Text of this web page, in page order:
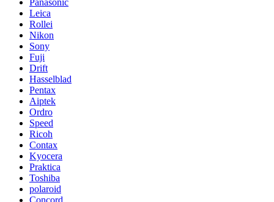
Panasonic
Leica
Rollei
Nikon
Sony
Fuji
Drift
Hasselblad
Pentax
Aiptek
Ordro
Speed
Ricoh
Contax
Kyocera
Praktica
Toshiba
polaroid
Concord